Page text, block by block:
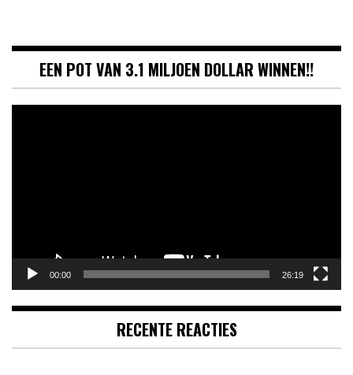
EEN POT VAN 3.1 MILJOEN DOLLAR WINNEN!!
00:00 26:19
RECENTE REACTIES